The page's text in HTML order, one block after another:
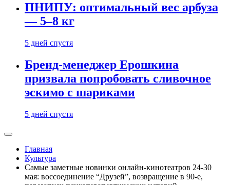
ПНИПУ: оптимальный вес арбуза
— 5–8 кг
5 дней спустя
Бренд-менеджер Ерошкина
призвала попробовать сливочное
эскимо с шариками
5 дней спустя
Главная
Культура
Самые заметные новинки онлайн-кинотеатров 24-30
мая: воссоединение “Друзей”, возвращение в 90-е,